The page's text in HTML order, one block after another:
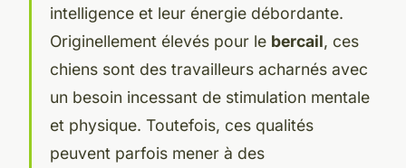
intelligence et leur énergie débordante.
Originellement élevés pour le bercail, ces
chiens sont des travailleurs acharnés avec
un besoin incessant de stimulation mentale
et physique. Toutefois, ces qualités
peuvent parfois mener à des